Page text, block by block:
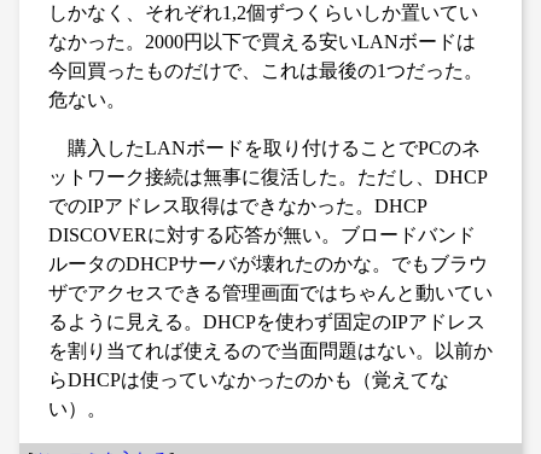
しかなく、それぞれ1,2個ずつくらいしか置いてい
なかった。2000円以下で買える安いLANボードは
今回買ったものだけで、これは最後の1つだった。
危ない。
購入したLANボードを取り付けることでPCのネ
ットワーク接続は無事に復活した。ただし、DHCP
でのIPアドレス取得はできなかった。DHCP
DISCOVERに対する応答が無い。ブロードバンド
ルータのDHCPサーバが壊れたのかな。でもブラウ
ザでアクセスできる管理画面ではちゃんと動いてい
るように見える。DHCPを使わず固定のIPアドレス
を割り当てれば使えるので当面問題はない。以前か
らDHCPは使っていなかったのかも（覚えてな
い）。